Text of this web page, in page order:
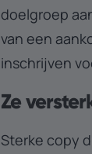
doelgroep
van een
inschrijven
Ze
Sterke copy